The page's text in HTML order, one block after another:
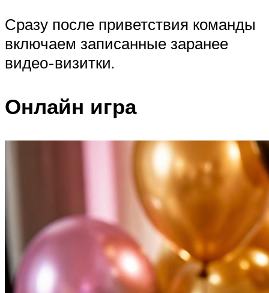
Сразу после приветствия команды
включаем записанные заранее
видео-визитки.
Онлайн игра